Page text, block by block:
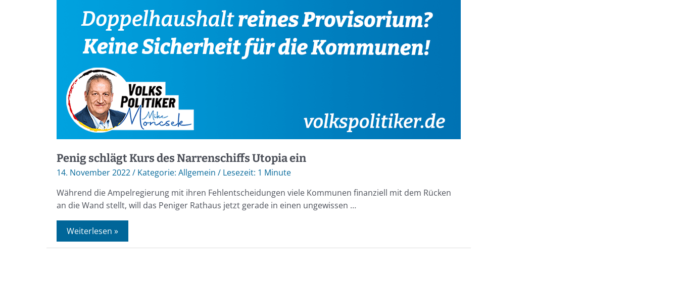
Penig schlägt Kurs des Narrenschiffs Utopia ein
14. November 2022/ Allgemein /
1 Minute
Während die Ampelregierung mit ihren Fehlentscheidungen viele Kommunen finanziell mit dem Rücken
an die Wand stellt, will das Peniger Rathaus jetzt gerade in einen ungewissen …
Weiterlesen »